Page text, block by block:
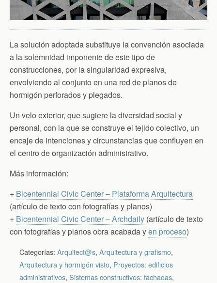
La solución adoptada substituye la convención asociada
a la solemnidad imponente de este tipo de
construcciones, por la singularidad expresiva,
envolviendo al conjunto en una red de planos de
hormigón perforados y plegados.
Un velo exterior, que sugiere la diversidad social y
personal, con la que se construye el tejido colectivo, un
encaje de intenciones y circunstancias que confluyen en
el centro de organización administrativo.
Más información:
+ Bicentennial Civic Center – Plataforma Arquitectura
(artículo de texto con fotografías y planos)
+ Bicentennial Civic Center – Archdaily (artículo de texto
con fotografías y planos obra acabada yen proceso)
Categorías: Arquitect@s, Arquitectura y grafismo,
Arquitectura y hormigón visto, Proyectos: edificios
administrativos, Sistemas constructivos: fachadas,